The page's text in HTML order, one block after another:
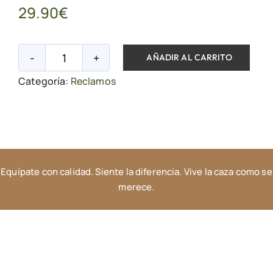
29.90€
Reclamo
weisskirchen
AÑADIR AL CARRITO
Categoría: Reclamos
Equípate con calidad. Siente la diferencia. Vive la caza como se
merece.